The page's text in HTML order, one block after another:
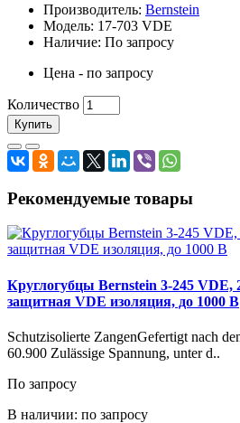
Производитель: Bernstein
Модель: 17-703 VDE
Наличие: По запросу
Цена - по запросу
Количество
Купить
Рекомендуемые товары
Круглогубцы Bernstein 3-245 VDE,
защитная VDE изоляция, до 1000 В
Schutzisolierte ZangenGefertigt nach
60.900 Zulässige Spannung, unter d..
По запросу
В наличии: по запросу